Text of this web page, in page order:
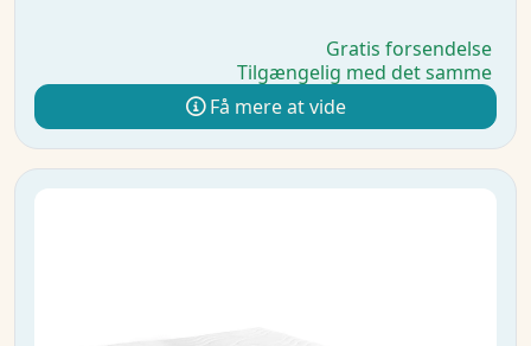
Gratis forsendelse
Tilgængelig med det samme
Få mere at vide